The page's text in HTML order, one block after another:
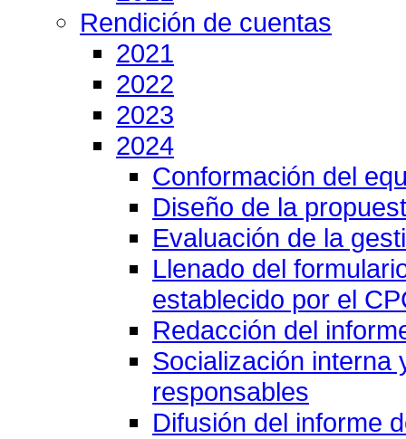
Rendición de cuentas
2021
2022
2023
2024
Conformación del
Diseño de la
Evaluación de la
Llenado del
establecido por el
Redacción del
Socialización interna
responsables
Difusión del informe